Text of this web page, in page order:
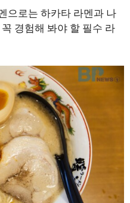
으로는 하카타 라멘과 나
경험해 봐야 할 필수 라